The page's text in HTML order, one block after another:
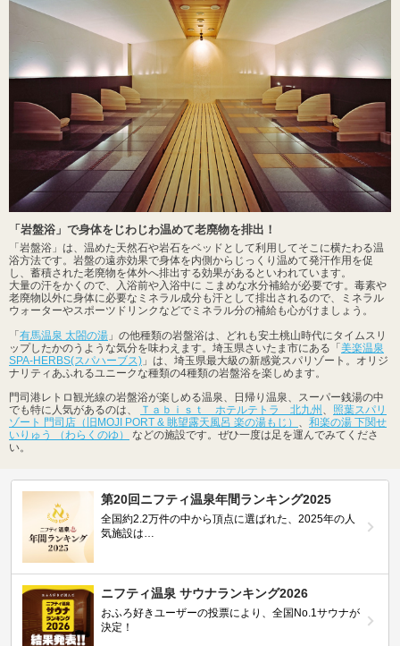
「岩盤浴」で身体をじわじわ温めて老廃物を排出！
「岩盤浴」は、温めた天然石や岩石をベッドとして利用してそこに横たわる温
浴方法です。岩盤の遠赤効果で身体を内側からじっくり温めて発汗作用を促
し、蓄積された老廃物を体外へ排出する効果があるといわれています。
大量の汗をかくので、入浴前や入浴中に こまめな水分補給が必要です。毒素や
老廃物以外に身体に必要なミネラル成分も汗として排出されるので、ミネラル
ウォーターやスポーツドリンクなどでミネラル分の補給も心がけましょう。
「有馬温泉 太閤の湯 」の他種類の岩盤浴は、どれも安土桃山時代にタイムスリ
ップしたかのうような気分を味わえます。埼玉県さいたま市にある「美楽温泉
SPA-HERBS(スパハーブス) 」は、埼玉県最大級の新感覚スパリゾート。オリジ
ナリティあふれるユニークな種類の4種類の岩盤浴を楽しめます。
門司港レトロ観光線の岩盤浴が楽しめる温泉、日帰り温泉、スーパー銭湯の中
でも特に人気があるのは、
Ｔａｂｉｓｔ ホテルテトラ 北九州
照葉スパリ
ゾート 門司店（旧MOJI PORT & 眺望露天風呂 楽の湯もじ）
和楽の湯 下関せ
いりゅう （わらくのゆ）
などの施設です。ぜひ一度は足を運んでみてくださ
い。
第20回ニフティ温泉年間ランキング2025
全国約2.2万件の中から頂点に選ばれた、2025年の人
気施設は…
ニフティ温泉 サウナランキング2026
おふろ好きユーザーの投票により、全国No.1サウナが
決定！